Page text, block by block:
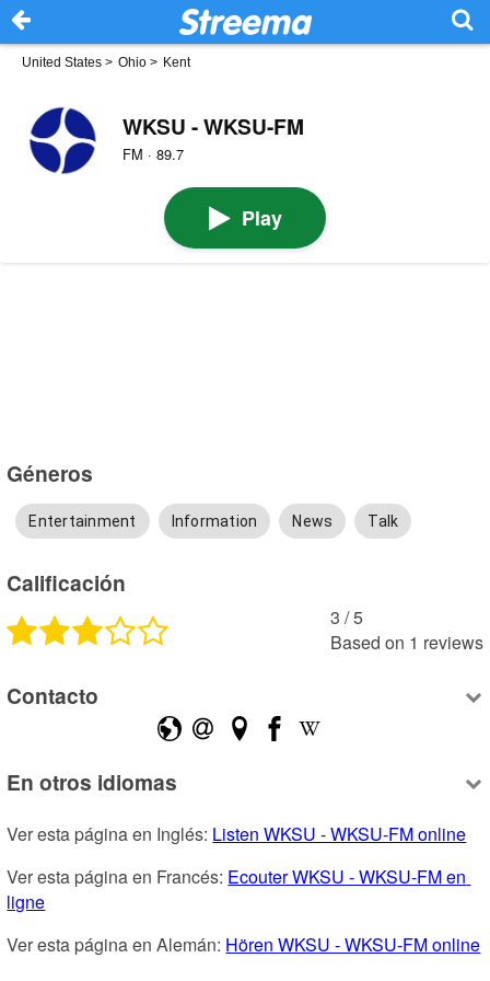
United States > Ohio > Kent
WKSU - WKSU-FM
FM · 89.7
Play
Géneros
Entertainment Information News Talk
Calificación
3 /5
Based on 1 reviews
Contacto
En otros idiomas
Ver esta página en Inglés: Listen WKSU - WKSU-FM online
Ver esta página en Francés: Ecouter WKSU - WKSU-FM en
ligne
Ver esta página en Alemán: Hören WKSU - WKSU-FM online